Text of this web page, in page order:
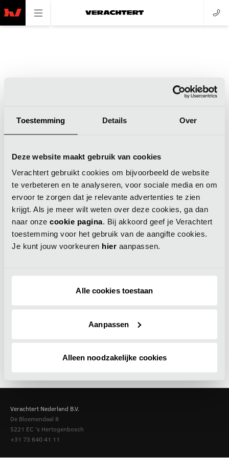
Toestemming Details Over
Deze website maakt gebruik van cookies
Verachtert gebruikt cookies om bijvoorbeeld de website
te verbeteren en te analyseren, voor sociale media en om
ervoor te zorgen dat je relevante advertenties te zien
krijgt. Als je meer wilt weten over deze cookies, ga dan
naar onze cookie pagina. Bij akkoord geef je Verachtert
toestemming voor het gebruik van de aangifte cookies.
Je kunt jouw voorkeuren hier aanpassen.
Alle cookies toestaan
Aanpassen
Alleen noodzakelijke cookies
browser console for more information)
Verachtert Nederland B.V.
De Bloemendaal 8
5221 EC 's Hertogenbosch
+31 73 640 41 11